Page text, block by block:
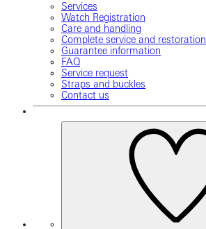
Services
Watch Registration
Care and handling
Complete service and restoration
Guarantee information
FAQ
Service request
Straps and buckles
Contact us